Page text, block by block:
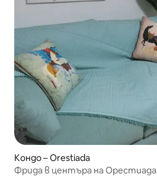
Кондо – Orestiada
Фрида в центъра на Орестиада